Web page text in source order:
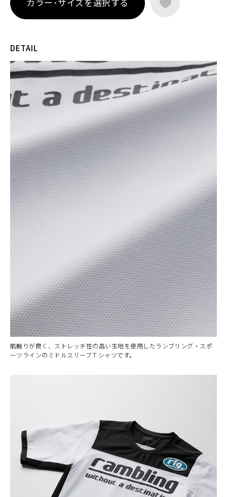
DETAIL
肌触りが良く、ストレッチ性の高い生地を使用したランブリング・スポ
ーツラインのミドルスリーブＴシャツです。